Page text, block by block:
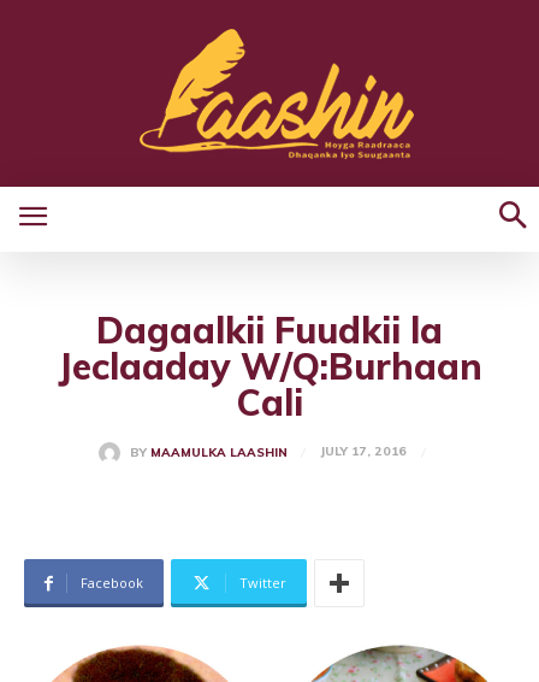
Dagaalkii Fuudkii la
Jeclaaday W/Q:Burhaan
Cali
BY MAAMULKA LAASHIN JULY 17, 2016
Facebook Twitter